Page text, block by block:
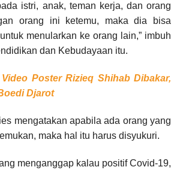
istri, anak, teman kerja, dan orang
orang ini ketemu, maka dia bisa
menularkan ke orang lain,” imbuh
dan Kebudayaan itu.
Video Poster Rizieq Shihab Dibakar,
Djarot
mengatakan apabila ada orang yang
maka hal itu harus disyukuri.
menganggap kalau positif Covid-19,